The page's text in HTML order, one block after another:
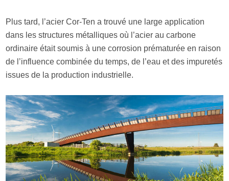
Plus tard, l’acier Cor-Ten a trouvé une large application
dans les structures métalliques où l’acier au carbone
ordinaire était soumis à une corrosion prématurée en raison
de l’influence combinée du temps, de l’eau et des impuretés
issues de la production industrielle.